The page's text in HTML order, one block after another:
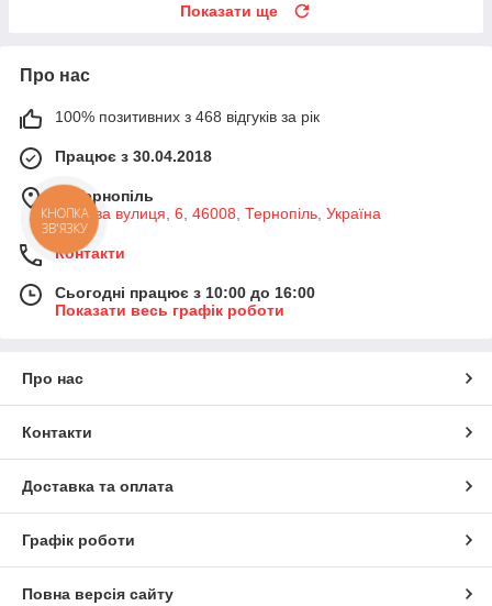
Показати ще
Про нас
100% позитивних з 468 відгуків за рік
Працює з 30.04.2018
м. Тернопіль
Медова вулиця, 6, 46008, Тернопіль, Україна
Контакти
Сьогодні працює з 10:00 до 16:00
Показати весь графік роботи
Про нас
Контакти
Доставка та оплата
Графік роботи
Повна версія сайту
КНОПКА
ЗВ'ЯЗКУ